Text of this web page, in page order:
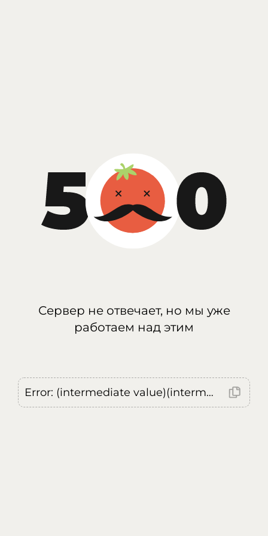
Сервер не отвечает, но мы уже
работаем над этим
Error: (intermediate value)(intermediate value)(intermediate value).replaceAll is not a function